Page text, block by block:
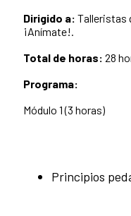
Dirigido a: Talleristas
¡Anímate!.
Total de horas: 28
Programa:
Módulo 1 (3 horas)
Principios